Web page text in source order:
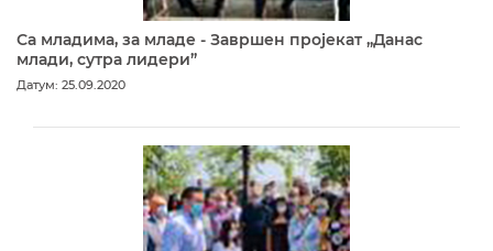
Са младима, за младе - Завршен пројекат „Данас
млади, сутра лидери”
Датум: 25.09.2020